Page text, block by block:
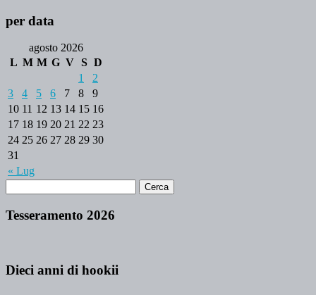
per data
agosto 2026
L M M G V S D
« Lug
1
2
3
4 5 6 7 8
9
10 11 12 13 14 15 16
17 18 19 20 21 22 23
24 25 26 27 28 29 30
31
Tesseramento 2026
Dieci anni di hookii